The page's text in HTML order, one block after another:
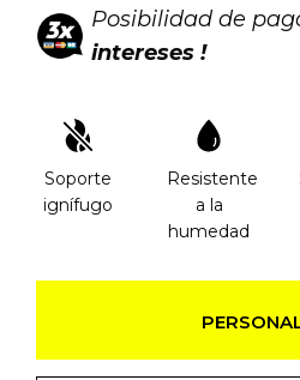
Posibilidad de
intereses !
Soporte
ignífugo
Resistente
a la
humedad